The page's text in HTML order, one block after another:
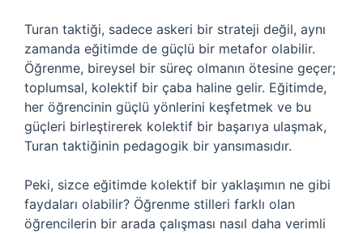
Turan taktiği, sadece askeri bir strateji değil, aynı
zamanda eğitimde de güçlü bir metafor olabilir.
Öğrenme, bireysel bir süreç olmanın ötesine geçer;
toplumsal, kolektif bir çaba haline gelir. Eğitimde,
her öğrencinin güçlü yönlerini keşfetmek ve bu
güçleri birleştirerek kolektif bir başarıya ulaşmak,
Turan taktiğinin pedagogik bir yansımasıdır.
Peki, sizce eğitimde kolektif bir yaklaşımın ne gibi
faydaları olabilir? Öğrenme stilleri farklı olan
öğrencilerin bir arada çalışması nasıl daha verimli